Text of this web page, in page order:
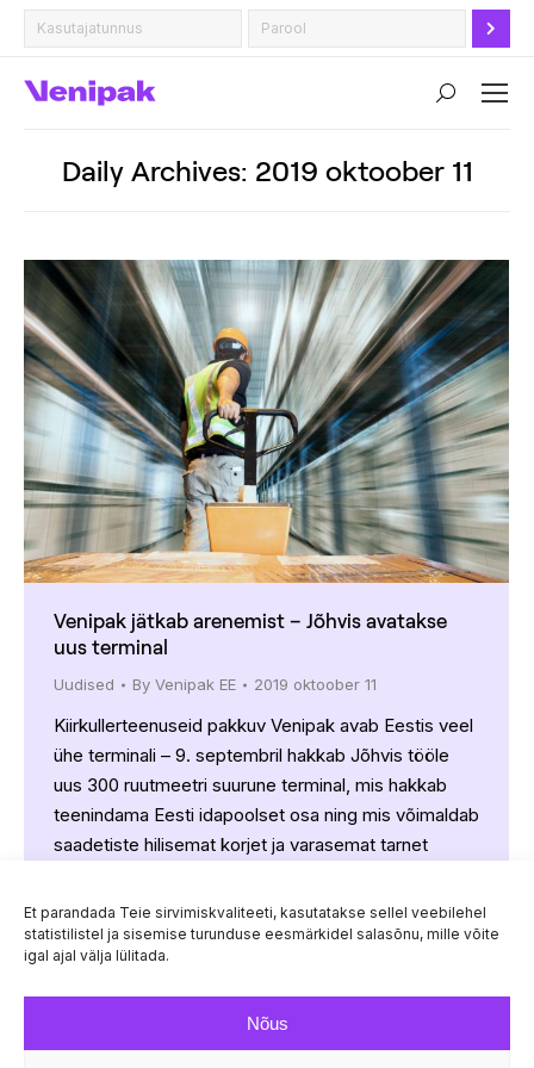
Et parandada Teie sirvimiskvaliteeti, kasutatakse sellel veebilehel
statistilistel ja sisemise turunduse eesmärkidel salasõnu, mille võite
igal ajal välja lülitada.
Nõus
Search:
Daily Archives: 2019 oktoober 11
Venipak jätkab arenemist – Jõhvis avatakse
uus terminal
Uudised By Venipak EE 2019 oktoober 11
Kiirkullerteenuseid pakkuv Venipak avab Eestis veel
ühe terminali – 9. septembril hakkab Jõhvis tööle
uus 300 ruutmeetri suurune terminal, mis hakkab
teenindama Eesti idapoolset osa ning mis võimaldab
saadetiste hilisemat korjet ja varasemat tarnet
Šablinskase sõnul hakkab uues terminalis tööle 8
töötajat. „Uus terminal võimaldab meie ettevõttel
teenindada…